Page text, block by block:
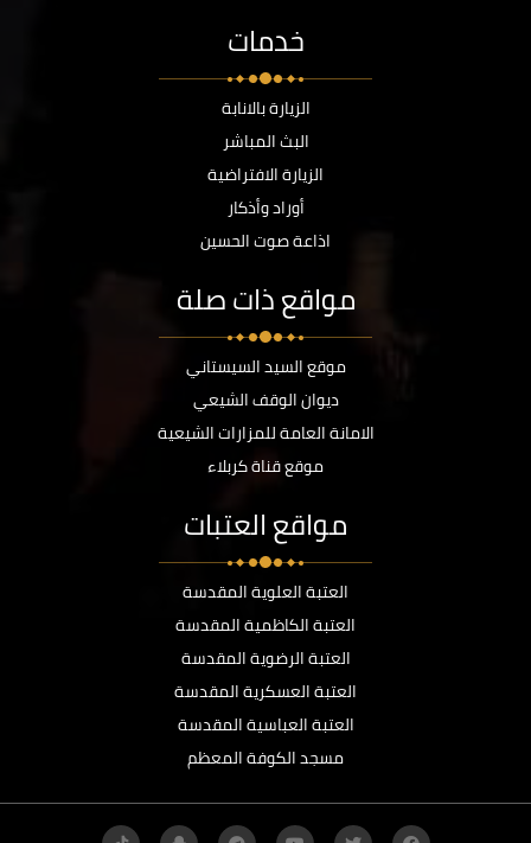
خدمات
الزيارة بالانابة
البث المباشر
الزيارة الافتراضية
أوراد وأذكار
اذاعة صوت الحسين
مواقع ذات صلة
موقع السيد السيستاني
ديوان الوقف الشيعي
الامانة العامة للمزارات الشيعية
موقع قناة كربلاء
مواقع العتبات
العتبة العلوية المقدسة
العتبة الكاظمية المقدسة
العتبة الرضوية المقدسة
العتبة العسكرية المقدسة
العتبة العباسية المقدسة
مسجد الكوفة المعظم